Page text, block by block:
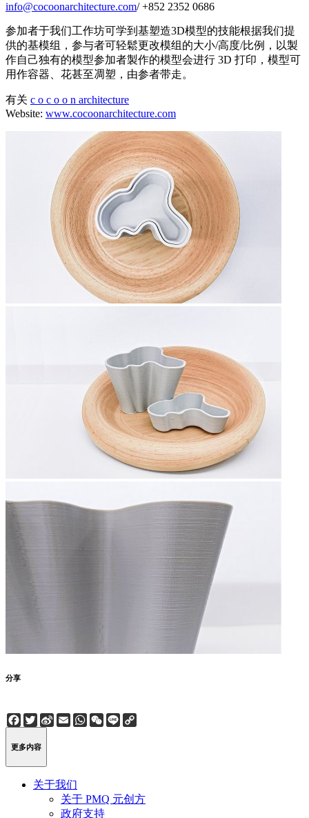
info@cocoonarchitecture.com/ +852 2352 0686
参加者于我们工作坊可学到基塑造3D模型的技能根据我们提
供的基模组，参与者可轻鬆更改模组的大小/高度/比例，以製
作自己独有的模型参加者製作的模型会进行 3D 打印，模型可
用作容器、花甚至凋塑，由参者带走。
有关 c o c o o n architecture
Website: www.cocoonarchitecture.com
分享
Facebook
Twitter
Sina
Weibo
EmailWhatsApp
WeChat
Line
更多内容
关于我们
关于 PMQ 元创方
政府支持